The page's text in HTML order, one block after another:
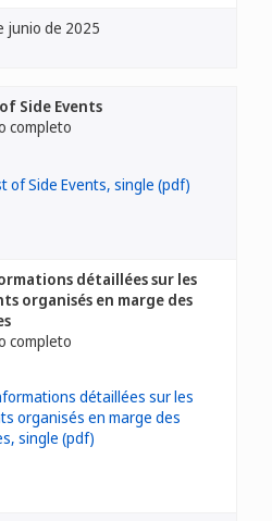
junio de 2025
Side Events
completo
détaillées sur les
organisés en marge des
completo